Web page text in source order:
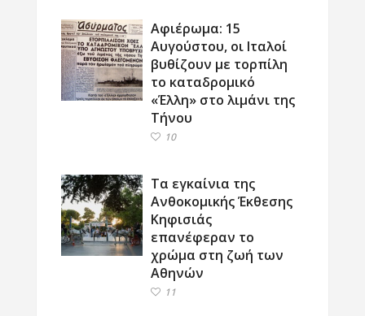
Αφιέρωμα: 15
Αυγούστου, οι Ιταλοί
βυθίζουν με τορπίλη
το καταδρομικό
«Έλλη» στο λιμάνι της
Τήνου
10
Τα εγκαίνια της
Ανθοκομικής Έκθεσης
Κηφισιάς
επανέφεραν το
χρώμα στη ζωή των
Αθηνών
11